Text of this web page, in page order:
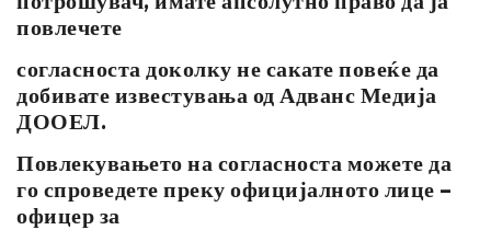
повлечете
согласноста доколку не сакате повеќе да
добивате известувања од Адванс Медија
ДООЕЛ.
Повлекувањето на согласноста можете да
го спроведете преку официјалното лице –
офицер за